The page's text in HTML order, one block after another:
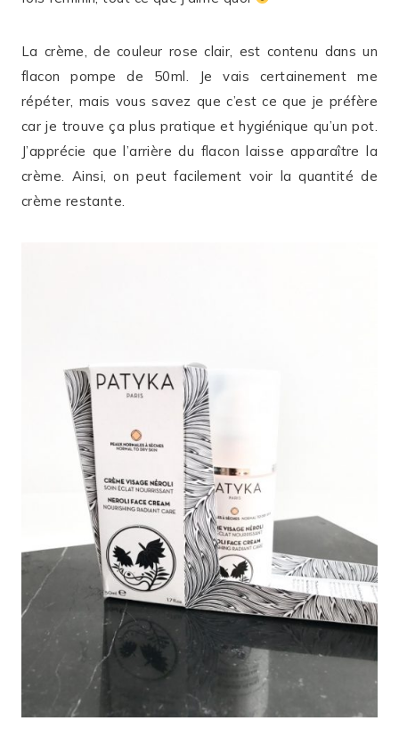
La crème, de couleur rose clair, est contenu dans un
flacon pompe de 50ml. Je vais certainement me
répéter, mais vous savez que c’est ce que je préfère
car je trouve ça plus pratique et hygiénique qu’un pot.
J’apprécie que l’arrière du flacon laisse apparaître la
crème. Ainsi, on peut facilement voir la quantité de
crème restante.